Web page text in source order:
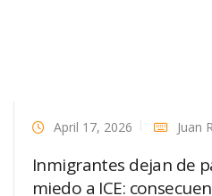
April 17, 2026 Juan
Inmigrantes dejan de
miedo a ICE: